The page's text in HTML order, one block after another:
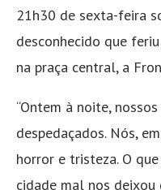
21h30 de sexta-feira
desconhecido que
na praça central, a
“Ontem à noite,
despedaçados. Nós,
horror e tristeza. O
cidade mal nos deixou